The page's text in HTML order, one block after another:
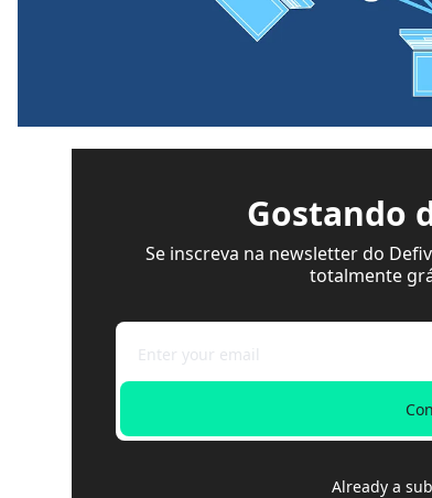
Gostando
Se inscreva na newsletter do
totalmente
Already a